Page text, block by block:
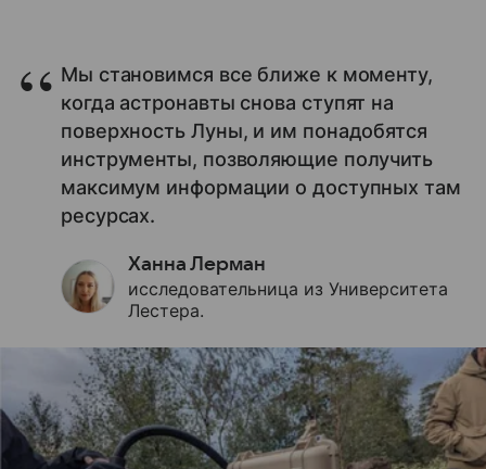
Мы становимся все ближе к моменту,
когда астронавты снова ступят на
поверхность Луны, и им понадобятся
инструменты, позволяющие получить
максимум информации о доступных там
ресурсах.
Ханна Лерман
исследовательница из Университета
Лестера.